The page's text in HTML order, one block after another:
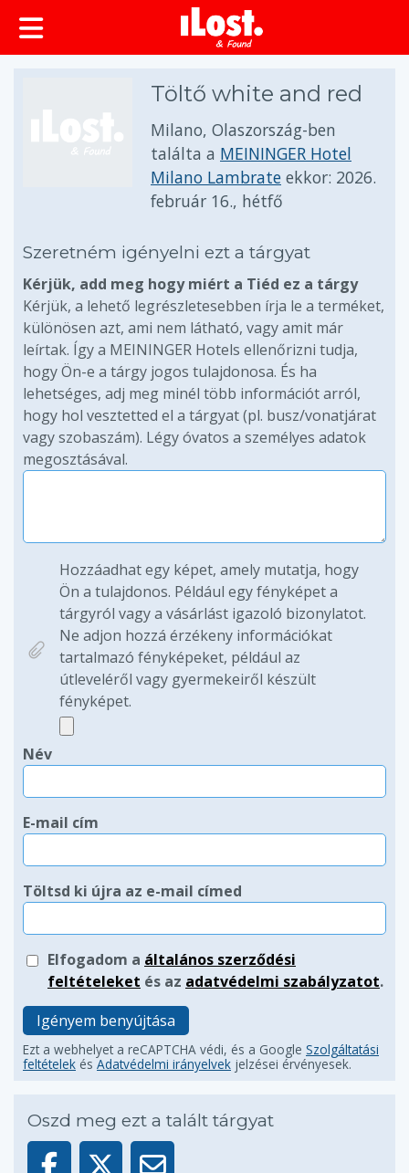
Töltő white and red
Milano, Olaszország-ben
találta a MEININGER Hotel
Milano Lambrate ekkor: 2026.
február 16., hétfő
Szeretném igényelni ezt a tárgyat
Kérjük, add meg hogy miért a Tiéd ez a tárgy
Kérjük, a lehető legrészletesebben írja le a terméket,
különösen azt, ami nem látható, vagy amit már
leírtak. Így a MEININGER Hotels ellenőrizni tudja,
hogy Ön-e a tárgy jogos tulajdonosa. És ha
lehetséges, adj meg minél több információt arról,
hogy hol vesztetted el a tárgyat (pl. busz/vonatjárat
vagy szobaszám). Légy óvatos a személyes adatok
megosztásával.
Hozzáadhat egy képet, amely mutatja, hogy
Ön a tulajdonos. Például egy fényképet a
tárgyról vagy a vásárlást igazoló bizonylatot.
Ne adjon hozzá érzékeny információkat
tartalmazó fényképeket, például az
útleveléről vagy gyermekeiről készült
fényképet.
Név
E-mail cím
Töltsd ki újra az e-mail címed
Elfogadom a általános szerződési
feltételeket és az adatvédelmi szabályzatot.
Igényem benyújtása
Ezt a webhelyet a reCAPTCHA védi, és a Google Szolgáltatási
feltételek ésAdatvédelmi irányelvek jelzései érvényesek.
Oszd meg ezt a talált tárgyat